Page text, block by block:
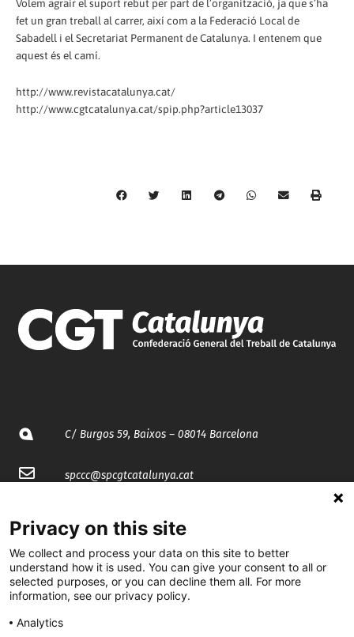
Volem agrair el suport rebut per part de l’organització, ja que s’ha
fet un gran treball al carrer, així com a la Federació Local de
Sabadell i el Secretariat Permanent de Catalunya. I entenem que
aquest és el camí.
http://www.revistacatalunya.cat/
http://www.cgtcatalunya.cat/spip.php?article13037
C/ Burgos 59, Baixos – 08014 Barcelona
spccc@spcgtcatalunya.cat
@CGTCatalunya
cgtcatalunya
CGTCatalunya
Privacy on this site
We collect and process your data on this site to better
understand how it is used. You can give your consent to all or
selected purposes, or you can decline them all. For more
information, see our privacy policy.
Analytics